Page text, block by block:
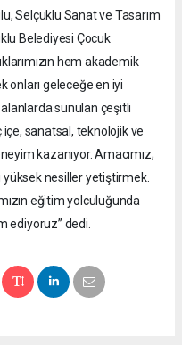
Selçuklu Sanat ve Tasarım
Belediyesi Çocuk
hem akademik
onları geleceğe en iyi
sunulan çeşitli
sanatsal, teknolojik ve
kazanıyor. Amacımız;
yüksek nesiller yetiştirmek.
eğitim yolculuğunda
ediyoruz” dedi.